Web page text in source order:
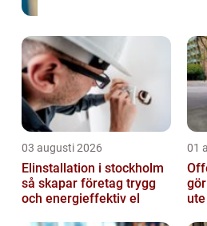
03 augusti 2026
Elinstallation i stockholm
så skapar företag trygg
och energieffektiv el
01
ute